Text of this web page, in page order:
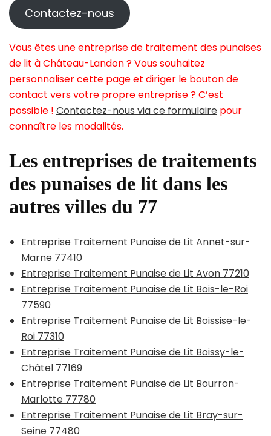
Contactez-nous
Vous êtes une entreprise de traitement des punaises
de lit à Château-Landon ? Vous souhaitez
personnaliser cette page et diriger le bouton de
contact vers votre propre entreprise ? C’est
possible ! Contactez-nous via ce formulaire pour
connaître les modalités.
Les entreprises de traitements
des punaises de lit dans les
autres villes du 77
Entreprise Traitement Punaise de Lit Annet-sur-
Marne 77410
Entreprise Traitement Punaise de Lit Avon 77210
Entreprise Traitement Punaise de Lit Bois-le-Roi
77590
Entreprise Traitement Punaise de Lit Boissise-le-
Roi 77310
Entreprise Traitement Punaise de Lit Boissy-le-
Châtel 77169
Entreprise Traitement Punaise de Lit Bourron-
Marlotte 77780
Entreprise Traitement Punaise de Lit Bray-sur-
Seine 77480